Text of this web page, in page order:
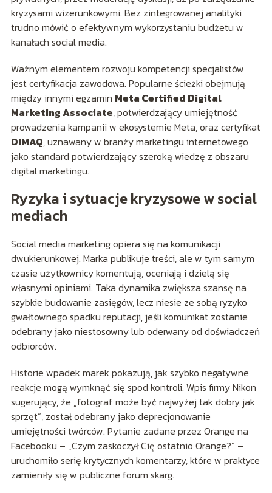
kryzysami wizerunkowymi. Bez zintegrowanej analityki
trudno mówić o efektywnym wykorzystaniu budżetu w
kanałach social media.
Ważnym elementem rozwoju kompetencji specjalistów
jest certyfikacja zawodowa. Popularne ścieżki obejmują
między innymi egzamin Meta Certified Digital
Marketing Associate, potwierdzający umiejętność
prowadzenia kampanii w ekosystemie Meta, oraz certyfikat
DIMAQ, uznawany w branży marketingu internetowego
jako standard potwierdzający szeroką wiedzę z obszaru
digital marketingu.
Ryzyka i sytuacje kryzysowe w social
mediach
Social media marketing opiera się na komunikacji
dwukierunkowej. Marka publikuje treści, ale w tym samym
czasie użytkownicy komentują, oceniają i dzielą się
własnymi opiniami. Taka dynamika zwiększa szansę na
szybkie budowanie zasięgów, lecz niesie ze sobą ryzyko
gwałtownego spadku reputacji, jeśli komunikat zostanie
odebrany jako niestosowny lub oderwany od doświadczeń
odbiorców.
Historie wpadek marek pokazują, jak szybko negatywne
reakcje mogą wymknąć się spod kontroli. Wpis firmy Nikon
sugerujący, że „fotograf może być najwyżej tak dobry jak
sprzęt”, został odebrany jako deprecjonowanie
umiejętności twórców. Pytanie zadane przez Orange na
Facebooku – „Czym zaskoczył Cię ostatnio Orange?” –
uruchomiło serię krytycznych komentarzy, które w praktyce
zamieniły się w publiczne forum skarg.